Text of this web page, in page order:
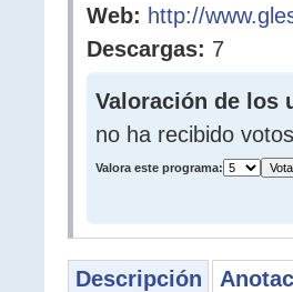
Web: http://
Descargas: 7
Valoración de los
no ha recibido votos
Valora este programa:
Descripción